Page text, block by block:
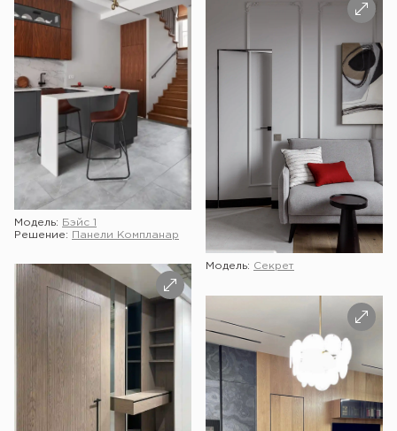
Модель:
Бэйс 1
Решение:
Панели Компланар
Модель: Секрет